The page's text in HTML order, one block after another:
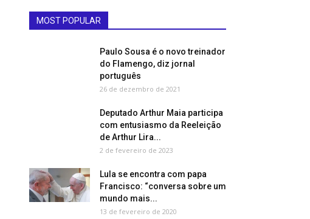
MOST POPULAR
Paulo Sousa é o novo treinador
do Flamengo, diz jornal
português
26 de dezembro de 2021
Deputado Arthur Maia participa
com entusiasmo da Reeleição
de Arthur Lira...
2 de fevereiro de 2023
Lula se encontra com papa
Francisco: “conversa sobre um
mundo mais...
13 de fevereiro de 2020